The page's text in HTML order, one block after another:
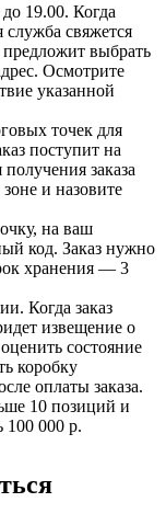
до 19.00. Когда
служба свяжется
выбрать
Осмотрите
указанной
точек для
поступит на
заказа
и назовите
на ваш
код. Заказ нужно
хранения — 3
Когда заказ
извещение о
состояние
коробку
оплаты заказа.
10 позиций и
100 000 р.